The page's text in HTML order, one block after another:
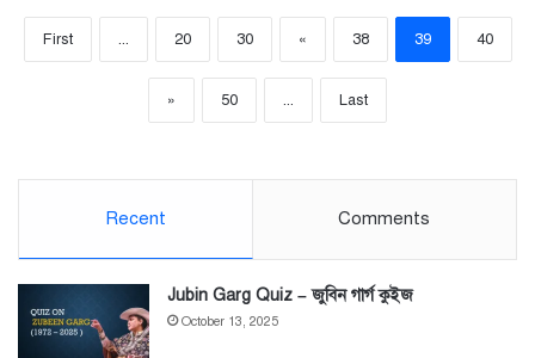
First ... 20 30 « 38 39 40
» 50 ... Last
Recent Comments
Jubin Garg Quiz – জুবিন গার্গ কুইজ
October 13, 2025